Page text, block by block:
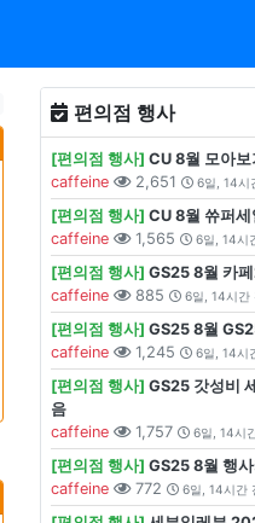
편의점 행사
[편의점 행사] CU 8월 모아보
caffeine
2,651 6일, 14시
[편의점 행사] CU 8월 쓔퍼세
caffeine
1,565 6일, 14시
[편의점 행사] GS25 8월 카
caffeine
885 6일, 14시간
[편의점 행사] GS25 8월
caffeine
1,245 6일, 14시
[편의점 행사] GS25 갓성비
음
caffeine
1,757 6일, 14시
[편의점 행사] GS25 8월 행
caffeine
772 6일, 14시간